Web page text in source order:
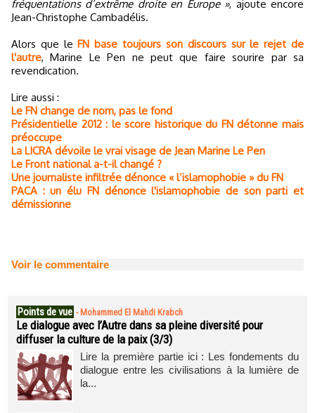
fréquentations d’extrême droite en Europe », ajoute encore
Jean-Christophe Cambadélis.
Alors que leFN base toujours son discours sur le rejet de
l'autre, Marine Le Pen ne peut que faire sourire par sa
revendication.
Lire aussi :
Le FN change de nom, pas le fond
Présidentielle 2012 : le score historique du FN détonne mais
préoccupe
La LICRA dévoile le vrai visage de Jean Marine Le Pen
Le Front national a-t-il changé ?
Une journaliste infiltrée dénonce « l’islamophobie » du FN
PACA : un élu FN dénonce l'islamophobie de son parti et
démissionne
Voir le commentaire
Points de vue - Mohammed El Mahdi Krabch
Le dialogue avec l’Autre dans sa pleine diversité pour
diffuser la culture de la paix (3/3)
Lire la première partie ici : Les fondements du
dialogue entre les civilisations à la lumière de
la...